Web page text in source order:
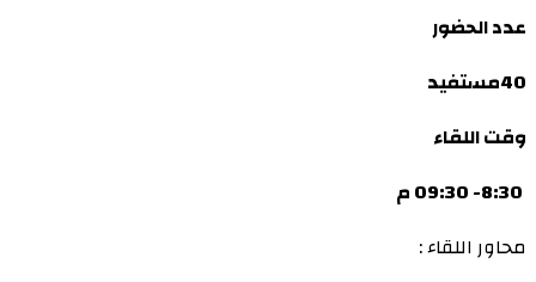
عدد الحضور
40مستفيد
وقت اللقاء
محاور اللقاء :